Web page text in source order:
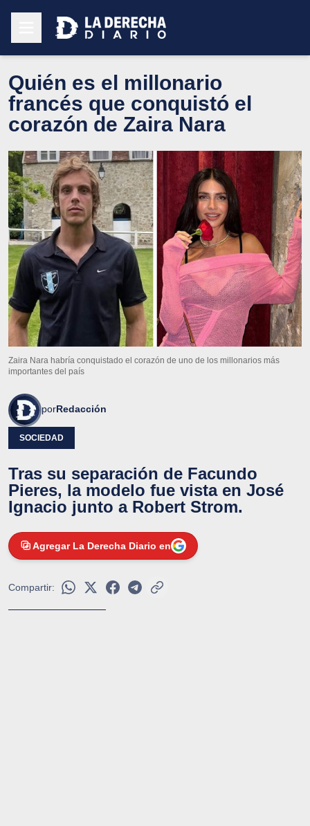
Quién es el millonario
francés que conquistó el
corazón de Zaira Nara
Zaira Nara habría conquistado el corazón de uno de los millonarios más
importantes del país
porRedacción
SOCIEDAD
Tras su separación de Facundo
Pieres, la modelo fue vista en José
Ignacio junto a Robert Strom.
Agregar La Derecha Diario en
Compartir: